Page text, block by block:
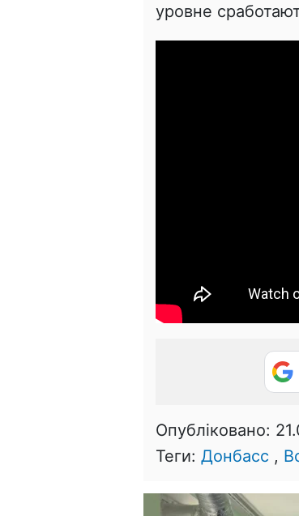
уровне
Опубліковано:
Теги: Донбасс ,